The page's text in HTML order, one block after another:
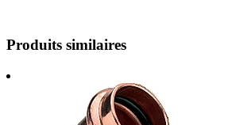
Produits similaires